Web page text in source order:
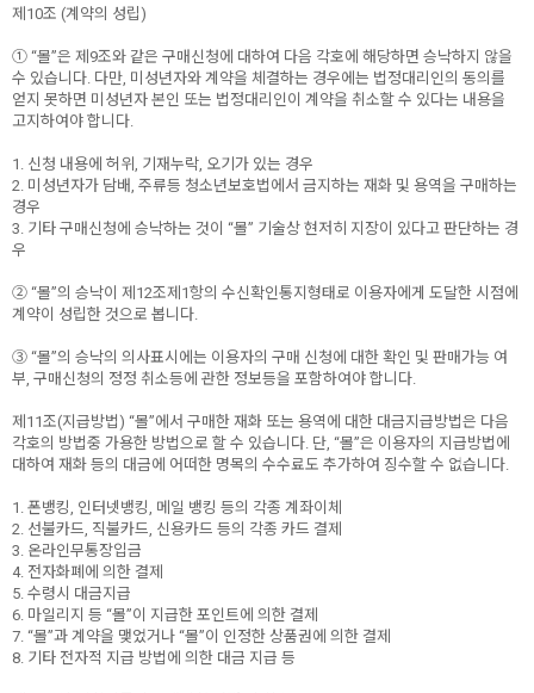
제10조 (계약의 성립)
① “몰”은 제9조와 같은 구매신청에 대하여 다음 각호에 해당하면 승낙하지 않을
수 있습니다. 다만, 미성년자와 계약을 체결하는 경우에는 법정대리인의 동의를
얻지 못하면 미성년자 본인 또는 법정대리인이 계약을 취소할 수 있다는 내용을
고지하여야 합니다.
1. 신청 내용에 허위, 기재누락, 오기가 있는 경우
2. 미성년자가 담배, 주류등 청소년보호법에서 금지하는 재화 및 용역을 구매하는
경우
3. 기타 구매신청에 승낙하는 것이 “몰” 기술상 현저히 지장이 있다고 판단하는 경
우
② “몰”의 승낙이 제12조제1항의 수신확인통지형태로 이용자에게 도달한 시점에
계약이 성립한 것으로 봅니다.
③ “몰”의 승낙의 의사표시에는 이용자의 구매 신청에 대한 확인 및 판매가능 여
부, 구매신청의 정정 취소등에 관한 정보등을 포함하여야 합니다.
제11조(지급방법) “몰”에서 구매한 재화 또는 용역에 대한 대금지급방법은 다음
각호의 방법중 가용한 방법으로 할 수 있습니다. 단, “몰”은 이용자의 지급방법에
대하여 재화 등의 대금에 어떠한 명목의 수수료도 추가하여 징수할 수 없습니다.
1. 폰뱅킹, 인터넷뱅킹, 메일 뱅킹 등의 각종 계좌이체
2. 선불카드, 직불카드, 신용카드 등의 각종 카드 결제
3. 온라인무통장입금
4. 전자화폐에 의한 결제
5. 수령시 대금지급
6. 마일리지 등 “몰”이 지급한 포인트에 의한 결제
7. “몰”과 계약을 맺었거나 “몰”이 인정한 상품권에 의한 결제
8. 기타 전자적 지급 방법에 의한 대금 지급 등